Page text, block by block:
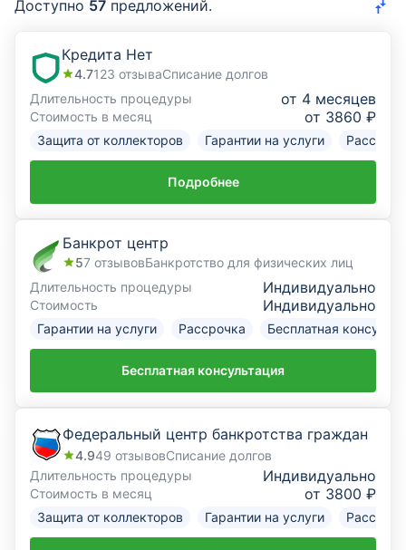
Страхование
Инвестиции
Доступно 57 предложений.
Кредита Нет
4.7123 отзываСписание долгов
Длительность процедуры
от 4 месяцев
Стоимость в месяц от 3860 ₽
Защита от коллекторов Гарантии на услуги
Подробнее
Банкрот центр
57 отзывовБанкротство для физических лиц
Длительность процедуры
Индивидуально
Стоимость Индивидуально
Гарантии на услуги Рассрочка Бесплатная
Бесплатная консультация
Федеральный центр банкротства граждан
4.949 отзывовСписание долгов
Длительность процедуры
Индивидуально
Стоимость в месяц от 3800 ₽
Защита от коллекторов Гарантии на услуги